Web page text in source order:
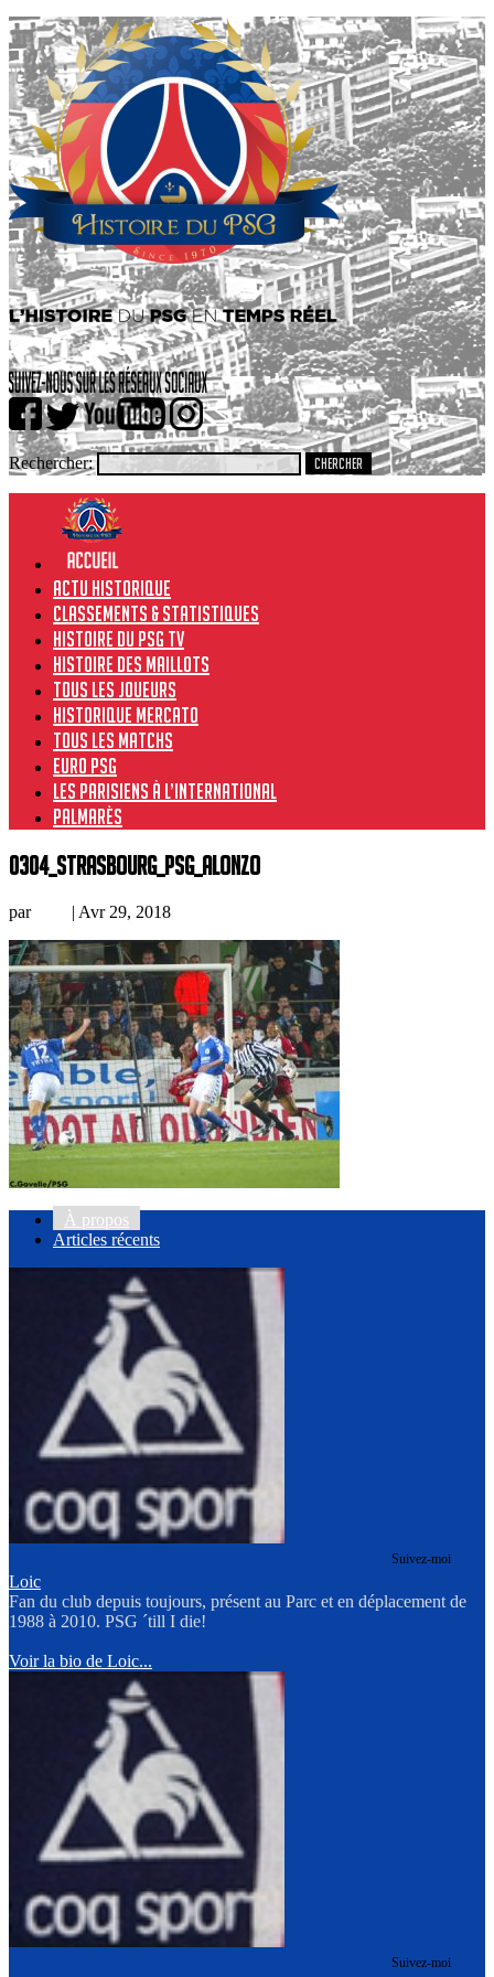
Rechercher:
Actu historique
Classements & Statistiques
Histoire du PSG TV
Histoire des maillots
Tous les joueurs
Historique Mercato
Tous les matchs
Euro PSG
Les Parisiens à l’international
Palmarès
0304_Strasbourg_PSG_Alonzo
par | Avr 29, 2018
À propos
Articles récents
Suivez-moi
Loic
Fan du club depuis toujours, présent au Parc et en déplacement de
1988 à 2010. PSG ´till I die!
Voir la bio de Loic...
Suivez-moi